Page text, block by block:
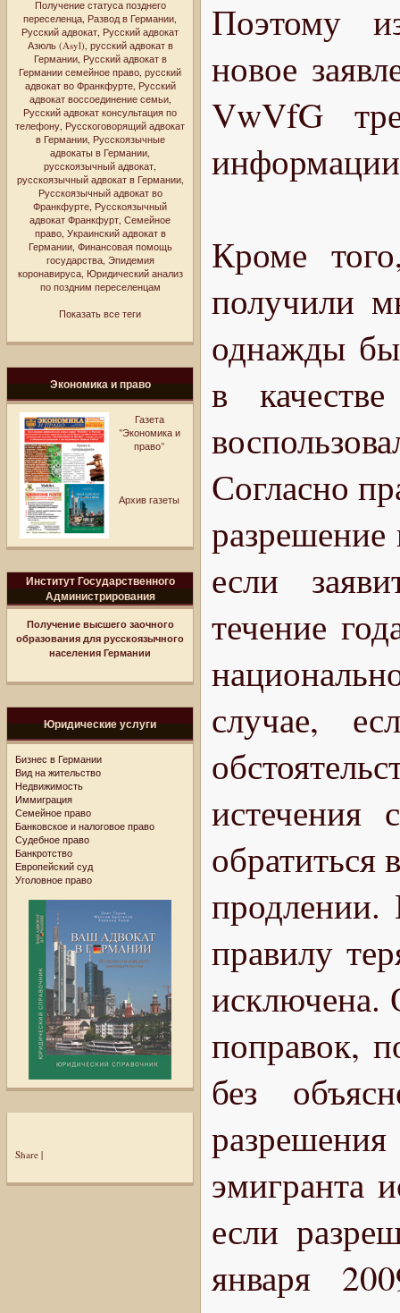
Получение статуса позднего
переселенца, Развод в Германии,
Русский адвокат, Русский адвокат
Азюль (Asyl), русский адвокат в
Германии, Русский адвокат в
Германии семейное право, русский
адвокат во Франкфурте, Русский
адвокат воссоединение семьи,
Русский адвокат консультация по
телефону, Русскоговорящий адвокат
в Германии, Русскоязычные
адвокаты в Германии,
русскоязычный адвокат,
русскоязычный адвокат в Германии,
Русскоязычный адвокат во
Франкфурте, Русскоязычный
адвокат Франкфурт, Семейное
право, Украинский адвокат в
Германии, Финансовая помощь
государства, Эпидемия
коронавируса, Юридический анализ
по поздним переселенцам
Показать все теги
Экономика и право
Газета
"Экономика и
право"
Архив газеты
Институт Государственного
Администрирования
Получение высшего заочного
образования для русскоязычного
населения Германии
Юридические услуги
Бизнес в Германии
Вид на жительство
Недвижимость
Иммиграция
Семейное право
Банковское и налоговое право
Судебное право
Банкротство
Европейский суд
Уголовное право
Share |
Поэтому
новое
VwVfG
Кроме
получили
однажды
в
Согласно
разрешение
если
течение
случае,
истечения
обратиться
правилу
исключена.
поправок,
без
эмигранта
если
января